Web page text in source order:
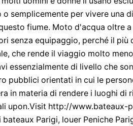
semplicemente per vivere una
fiume. Moto d'acqua oltre a
senza equipaggio, perché il più
che rende il viaggio molto
essenzialmente di livello che
pubblici orientati in cui le
in materia di rendere i luoghi di
upon.Visit http://www.bateaux-
Parigi, louer Peniche